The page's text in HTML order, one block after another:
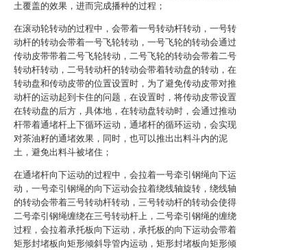
土覆盖的效果，进而完成播种的过程；
在滚动轮转动的过程中，会带着一号转动杆转动，一号转
动杆的转动会带着一号飞轮转动，一号飞轮的转动会通过
传动皮带带着二号飞轮转动，二号飞轮的转动会带着二号
转动杆转动，二号转动杆的转动会带着转动盘的转动，在
转动盘和传动皮带的位置设置时，为了避免传动皮带对推
动杆的运动起到卡住的问题，在设置时，将传动皮带设置
在转动盘的后方，具体地，在转动盘转动时，会通过推动
杆带着通堵杆上下循环运动，通堵杆的循环运动，会实现
对茶油籽的通堵效果，同时，也可以推出出料斗内的泥
土，避免出料斗被堵住；
在通堵杆向下运动的过程中，会拉着一号牵引钢绳向下运
动，一号牵引钢绳的向下运动会拉着绕线轴旋转，绕线轴
的转动会带着三号转动杆转动，三号转动杆的转动会使得
二号牵引钢绳缠绕在三号转动杆上，二号牵引钢绳的缠绕
过程，会拉着承托板向下运动，承托板的向下运动会带着
矩形封堵板向矩形倾斜导管内运动，矩形封堵板向矩形倾